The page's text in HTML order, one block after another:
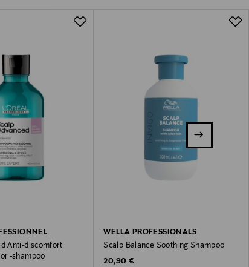
Anti-discomfort
-shampoo
WELLA PROFESSIONALS
Scalp Balance Soothing Shampoo
Original Price
20,90 €